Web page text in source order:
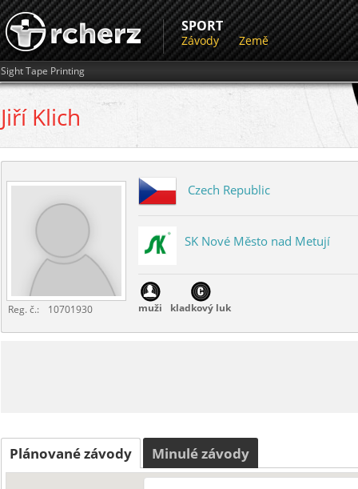
SPORT
Závody Země
Sight Tape Printing
Jiří Klich
Reg. č.: 10701930
Czech Republic
SK Nové Město nad Metují
muži kladkový luk
Plánované závody Minulé závody